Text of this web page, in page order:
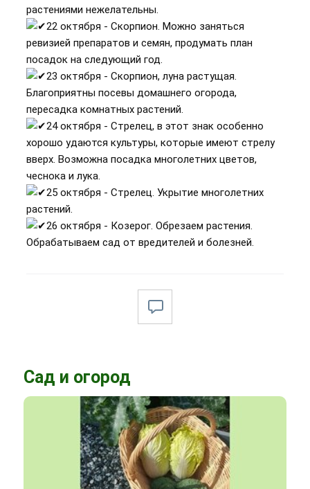
растениями нежелательны.
22 октября - Скорпион. Можно заняться
ревизией препаратов и семян, продумать план
посадок на следующий год.
23 октября - Скорпион, луна растущая.
Благоприятны посевы домашнего огорода,
пересадка комнатных растений.
24 октября - Стрелец, в этот знак особенно
хорошо удаются культуры, которые имеют стрелу
вверх. Возможна посадка многолетних цветов,
чеснока и лука.
25 октября - Стрелец. Укрытие многолетних
растений.
26 октября - Козерог. Обрезаем растения.
Обрабатываем сад от вредителей и болезней.
Сад и огород